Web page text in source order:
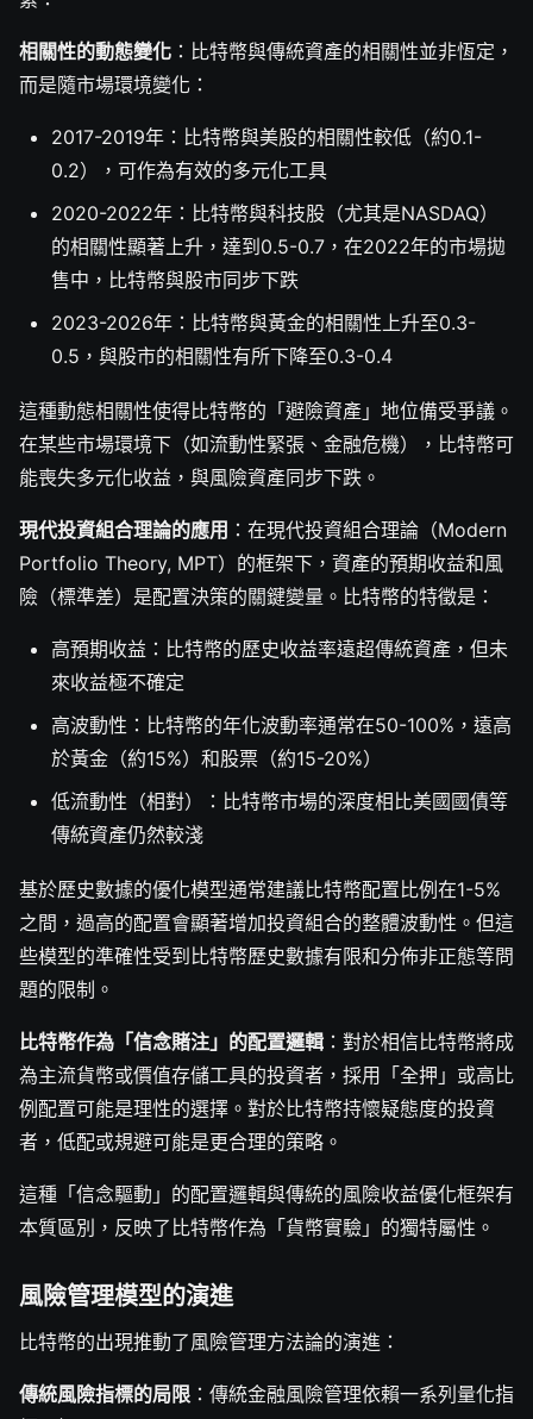
相關性的動態變化 ：比特幣與傳統資產的相關性並非恆定，
而是隨市場環境變化：
2017-2019年：比特幣與美股的相關性較低（約0.1-
0.2），可作為有效的多元化工具
2020-2022年：比特幣與科技股（尤其是NASDAQ）
的相關性顯著上升，達到0.5-0.7，在2022年的市場拋
售中，比特幣與股市同步下跌
2023-2026年：比特幣與黃金的相關性上升至0.3-
0.5，與股市的相關性有所下降至0.3-0.4
這種動態相關性使得比特幣的「避險資產」地位備受爭議。
在某些市場環境下（如流動性緊張、金融危機），比特幣可
能喪失多元化收益，與風險資產同步下跌。
現代投資組合理論的應用 ：在現代投資組合理論（Modern
Portfolio Theory, MPT）的框架下，資產的預期收益和風
險（標準差）是配置決策的關鍵變量。比特幣的特徵是：
高預期收益：比特幣的歷史收益率遠超傳統資產，但未
來收益極不確定
高波動性：比特幣的年化波動率通常在50-100%，遠高
於黃金（約15%）和股票（約15-20%）
低流動性（相對）：比特幣市場的深度相比美國國債等
傳統資產仍然較淺
基於歷史數據的優化模型通常建議比特幣配置比例在1-5%
之間，過高的配置會顯著增加投資組合的整體波動性。但這
些模型的準確性受到比特幣歷史數據有限和分佈非正態等問
題的限制。
比特幣作為「信念賭注」的配置邏輯 ：對於相信比特幣將成
為主流貨幣或價值存儲工具的投資者，採用「全押」或高比
例配置可能是理性的選擇。對於比特幣持懷疑態度的投資
者，低配或規避可能是更合理的策略。
這種「信念驅動」的配置邏輯與傳統的風險收益優化框架有
本質區別，反映了比特幣作為「貨幣實驗」的獨特屬性。
風險管理模型的演進
比特幣的出現推動了風險管理方法論的演進：
傳統風險指標的局限 ：傳統金融風險管理依賴一系列量化指